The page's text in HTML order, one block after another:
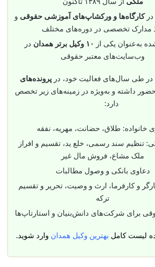
درکارگاه‌ها و ورکشاپ‌های آموزشی حقوقی و
مدارک تخصصی در دوره‌های مختلف
به‌عنوان یکی از ۱۰ وکیل برتر همدان
در
وب‌سایت‌های معتبر حقوقی
در طی سال‌های فعالیت خود، در پرونده‌های
حضور داشته و به‌ویژه در زمینه‌های زیر تخصص
دارد:
خانواده: طلاق، حضانت، مهریه، نفقه
تنظیم سند رسمی، خلع ید، تقسیم و افراز
ملک مشاع، فروش مال غیر
دعاوی بانکی و وصول مطالبات
و کارفرما، ارث و وصیت، تحریر و تقسیم
ترکه
برای شرکت‌های دانش‌بنیان و استارتاپ‌ها
لیست کامل بهترین وکیل همدان وارد شوید.